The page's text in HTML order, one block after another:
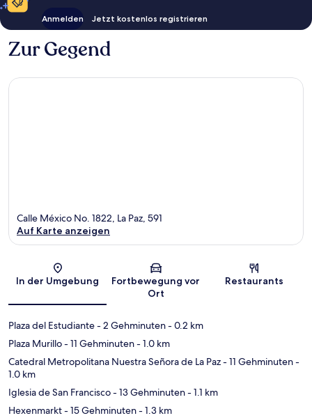
Anmelden Jetzt kostenlos registrieren
Zur Gegend
Karte
Calle México No. 1822, La Paz, 591
Auf Karte anzeigen
In der Umgebung
Fortbewegung vor
Ort
Restaurants
Plaza del Estudiante- 2 Gehminuten- 0.2 km
Plaza Murillo- 11 Gehminuten- 1.0 km
Catedral Metropolitana Nuestra Señora de La Paz- 11 Gehminuten-
1.0 km
Iglesia de San Francisco- 13 Gehminuten- 1.1 km
Hexenmarkt- 15 Gehminuten- 1.3 km